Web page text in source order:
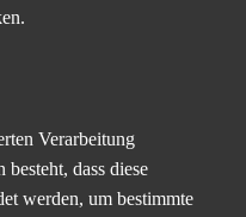
Verarbeitung
dass diese
werden, um bestimmte